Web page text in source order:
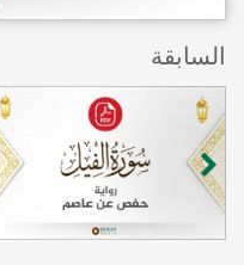
السابقة